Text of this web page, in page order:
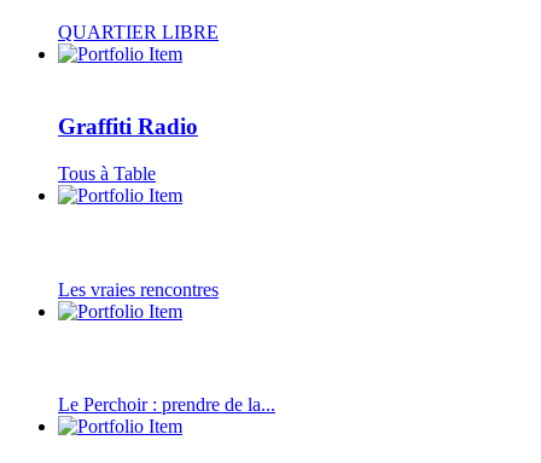
QUARTIER LIBRE
Graffiti Radio
Tous à Table
Les vraies rencontres
Le Perchoir : prendre de la...